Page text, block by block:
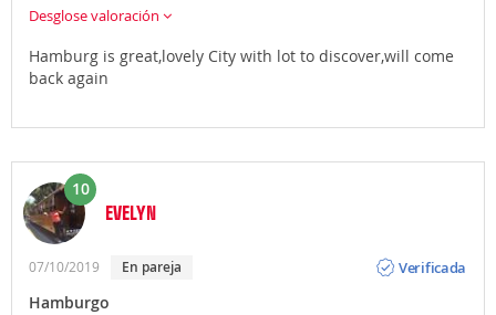
Desglose valoración
Hamburg is great,lovely City with lot to discover,will come
back again
10
EVELYN
07/10/2019 En pareja
Verificada
Hamburgo